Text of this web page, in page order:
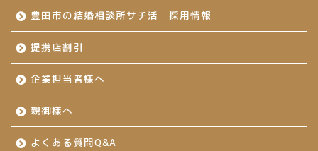
豊田市の結婚相談所サチ活 採用情報
提携店割引
企業担当者様へ
親御様へ
よくある質問Q&A